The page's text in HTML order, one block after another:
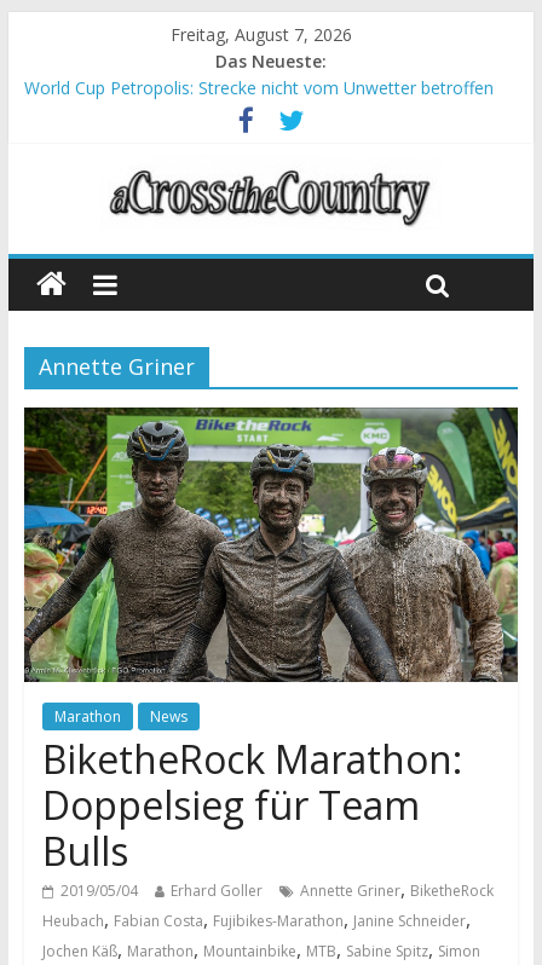
Freitag, August 7, 2026
Das Neueste:
World Cup Petropolis: Strecke nicht vom Unwetter betroffen
Krumbach und Obergessertshausen: Mountainbike-Bundesliga
Supercup Massi Banyoles: Siege für Carod und Richards
Halbzeit beim Andalucia Bike Race: Weltmeister Seewald führt
Chelva: Schweizer Doppelsieg beim ersten XCO-Rennen der
Annette Griner
Marathon News
BiketheRock Marathon:
Doppelsieg für Team
Bulls
2019/05/04 Erhard Goller Annette Griner, BiketheRock
Heubach, Fabian Costa, Fujibikes-Marathon, Janine Schneider,
Jochen Käß, Marathon, Mountainbike, MTB, Sabine Spitz, Simon